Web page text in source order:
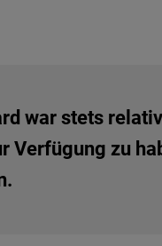
war stets
Verfügung zu